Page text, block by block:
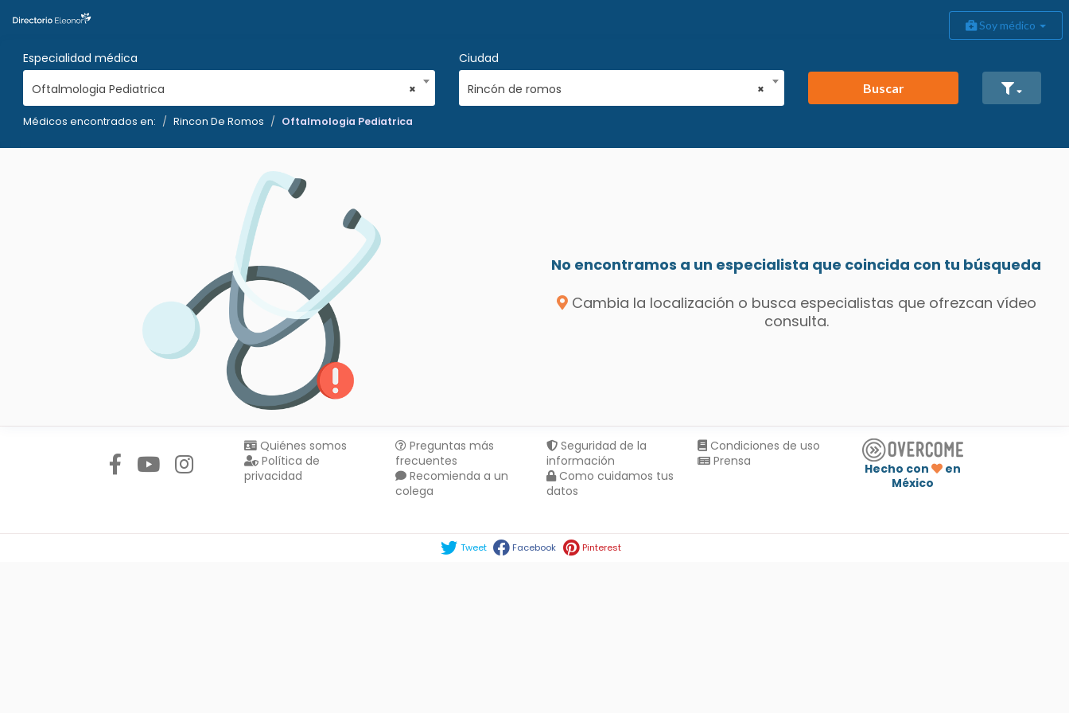
Soy médico
Especialidad médica
×
Oftalmologia Pediatrica
Ciudad
×
Rincón de romos Buscar
Médicos encontrados en: Rincon De Romos Oftalmologia Pediatrica
No encontramos a un especialista que coincida con tu búsqueda
Cambia la localización o busca especialistas que ofrezcan vídeo
consulta.
Quiénes somos
Política de
privacidad
Preguntas más
frecuentes
Recomienda a un
colega
Seguridad de la
información
Como cuidamos tus
datos
Condiciones de uso
Prensa
Hecho con
en
México
Tweet Facebook Pinterest